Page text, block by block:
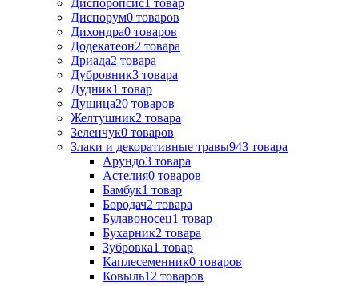
Диспорум0 товаров
Дихондра0 товаров
Додекатеон2 товара
Дриада2 товара
Дубровник3 товара
Дудник1 товар
Душица20 товаров
Желтушник2 товара
Зеленчук0 товаров
Злаки и декоративные травы943 товара
Арундо3 товара
Астелия0 товаров
Бамбук1 товар
Бородач2 товара
Булавоносец1 товар
Бухарник2 товара
Зубровка1 товар
Каплесеменник0 товаров
Ковыль12 товаров